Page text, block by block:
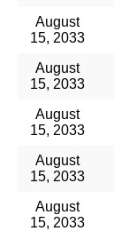
August
15, 2033
August
15, 2033
August
15, 2033
August
15, 2033
August
15, 2033